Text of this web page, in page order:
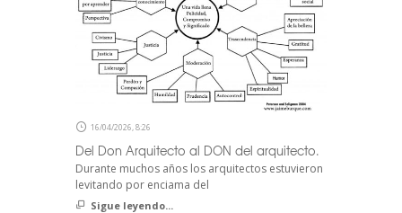
16/04/2026, 8:26
Del Don Arquitecto al DON del arquitecto.
Durante muchos años los arquitectos estuvieron
levitando por enciama del
Sigue leyendo...